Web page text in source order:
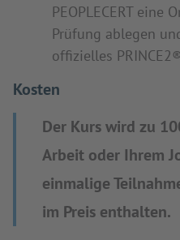
PEOPLECERT eine
Prüfung ablegen
offizielles
Kosten
Der Kurs wird zu
Arbeit oder Ihrem
einmalige
im Preis enthalten.